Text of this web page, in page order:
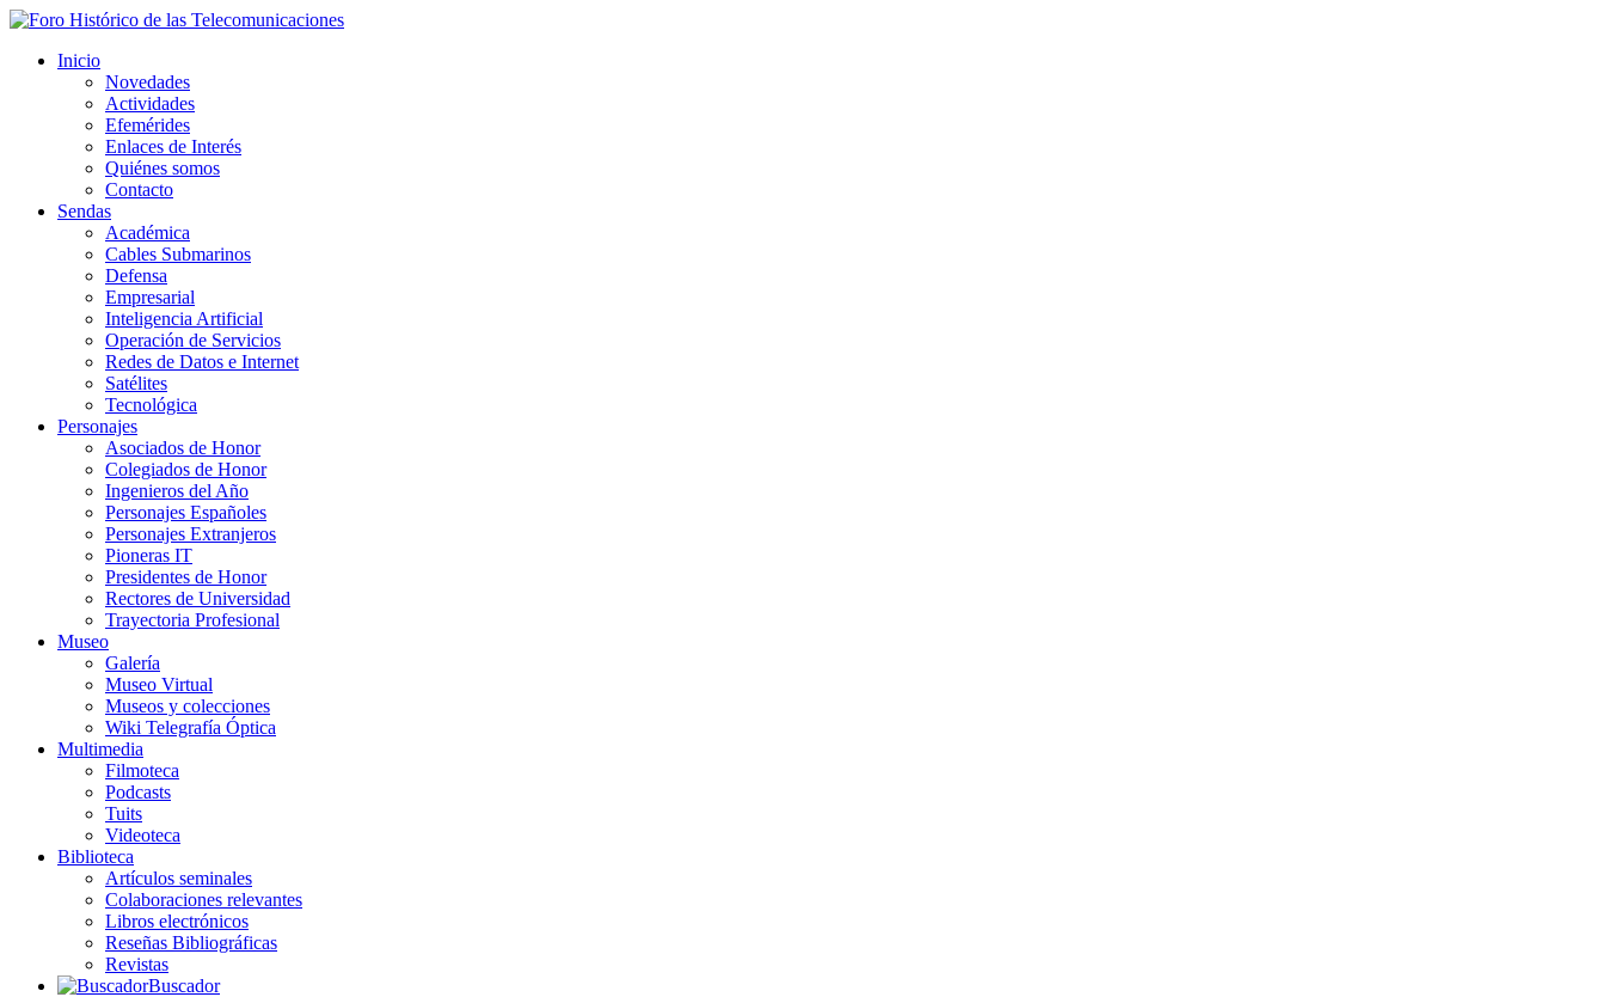
Inicio
Novedades
Actividades
Efemérides
Enlaces de Interés
Quiénes somos
Contacto
Sendas
Académica
Cables Submarinos
Defensa
Empresarial
Inteligencia Artificial
Operación de Servicios
Redes de Datos e Internet
Satélites
Tecnológica
Personajes
Asociados de Honor
Colegiados de Honor
Ingenieros del Año
Personajes Españoles
Personajes Extranjeros
Pioneras IT
Presidentes de Honor
Rectores de Universidad
Trayectoria Profesional
Museo
Galería
Museo Virtual
Museos y colecciones
Wiki Telegrafía Óptica
Multimedia
Filmoteca
Podcasts
Tuits
Videoteca
Biblioteca
Artículos seminales
Colaboraciones relevantes
Libros electrónicos
Reseñas Bibliográficas
Revistas
Buscador